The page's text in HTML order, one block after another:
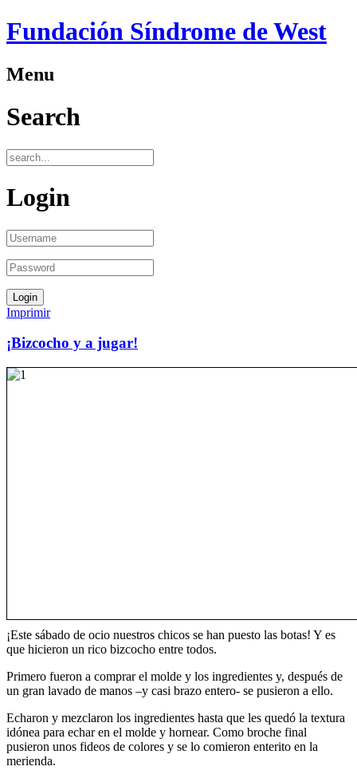
Fundación Síndrome de West
Menu
Search
Login
Imprimir
¡Bizcocho y a jugar!
¡Este sábado de ocio nuestros chicos se han puesto las botas! Y es
que hicieron un rico bizcocho entre todos.
Primero fueron a comprar el molde y los ingredientes y, después de
un gran lavado de manos –y casi brazo entero- se pusieron a ello.
Echaron y mezclaron los ingredientes hasta que les quedó la textura
idónea para echar en el molde y hornear. Como broche final
pusieron unos fideos de colores y se lo comieron enterito en la
merienda.